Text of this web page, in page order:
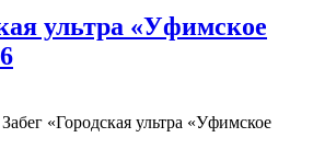
ультра «Уфимское
Забег «Городская ультра «Уфимское